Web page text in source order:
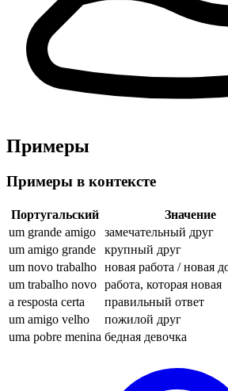
Примеры
Примеры в контексте
Португальский
Значение
um grande amigo
замечательный друг
um amigo grande
крупный друг
um novo trabalho новая работа / новая
um trabalho novo работа, которая новая
a resposta certa
правильный ответ
um amigo velho
пожилой друг
uma pobre menina бедная девочка